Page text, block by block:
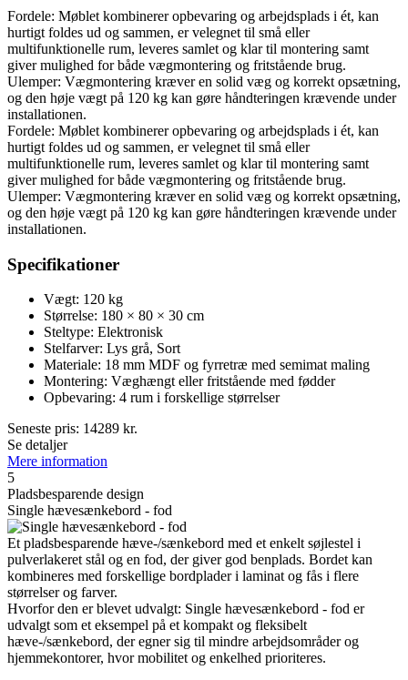
Fordele: Møblet kombinerer opbevaring og arbejdsplads i ét, kan
hurtigt foldes ud og sammen, er velegnet til små eller
multifunktionelle rum, leveres samlet og klar til montering samt
giver mulighed for både vægmontering og fritstående brug.
Ulemper: Vægmontering kræver en solid væg og korrekt opsætning,
og den høje vægt på 120 kg kan gøre håndteringen krævende under
installationen.
Fordele: Møblet kombinerer opbevaring og arbejdsplads i ét, kan
hurtigt foldes ud og sammen, er velegnet til små eller
multifunktionelle rum, leveres samlet og klar til montering samt
giver mulighed for både vægmontering og fritstående brug.
Ulemper: Vægmontering kræver en solid væg og korrekt opsætning,
og den høje vægt på 120 kg kan gøre håndteringen krævende under
installationen.
Specifikationer
Vægt: 120 kg
Størrelse: 180 × 80 × 30 cm
Steltype: Elektronisk
Stelfarver: Lys grå, Sort
Materiale: 18 mm MDF og fyrretræ med semimat maling
Montering: Væghængt eller fritstående med fødder
Opbevaring: 4 rum i forskellige størrelser
Seneste pris: 14289 kr.
Se detaljer
Mere information
5
Pladsbesparende design
Single hævesænkebord - fod
Et pladsbesparende hæve-/sænkebord med et enkelt søjlestel i
pulverlakeret stål og en fod, der giver god benplads. Bordet kan
kombineres med forskellige bordplader i laminat og fås i flere
størrelser og farver.
Hvorfor den er blevet udvalgt: Single hævesænkebord - fod er
udvalgt som et eksempel på et kompakt og fleksibelt
hæve-/sænkebord, der egner sig til mindre arbejdsområder og
hjemmekontorer, hvor mobilitet og enkelhed prioriteres.